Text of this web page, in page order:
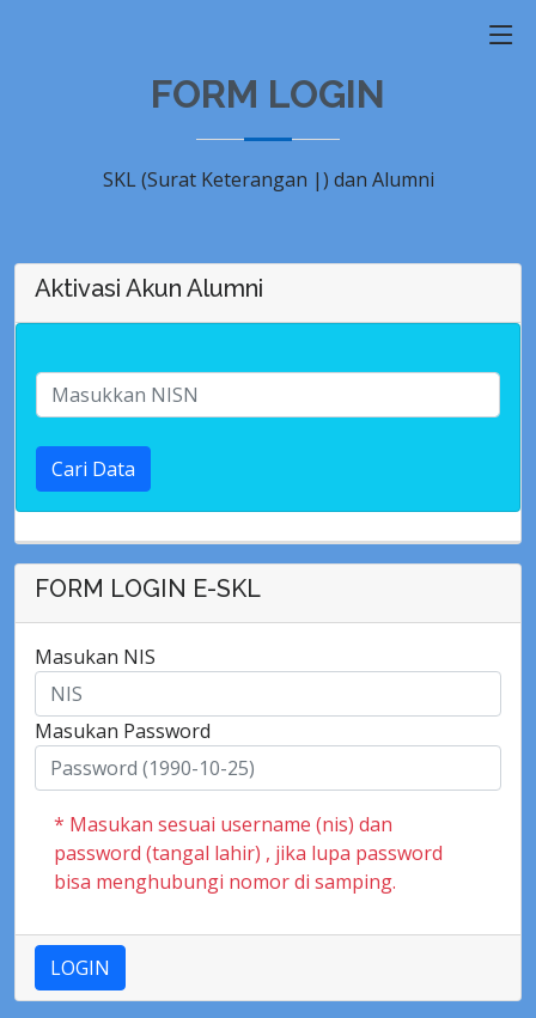
FORM LOGIN
SKL (Surat Keteranga| ) dan Alumni
Aktivasi Akun Alumni
Cari Data
FORM LOGIN E-SKL
Masukan NIS
Masukan Password
* Masukan sesuai username (nis) dan
password (tangal lahir) , jika lupa password
bisa menghubungi nomor di samping.
LOGIN